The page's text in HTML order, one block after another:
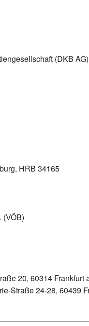
(DKB AG)
HRB 34165
(VÖB)
20, 60314 Frankfurt
Straße 24-28, 60439